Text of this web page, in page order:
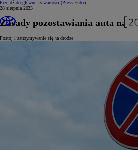
Przejdź do głównej zawartości (Press Enter)
28 sierpnia 2023
Zasady pozostawiania auta na
Postój i zatrzymywanie się na drodze